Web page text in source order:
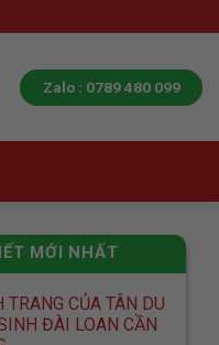
Zalo : 0789 480 099
MỚI NHẤT
TRANG CỦA TÂN DU
ĐÀI LOAN CẦN